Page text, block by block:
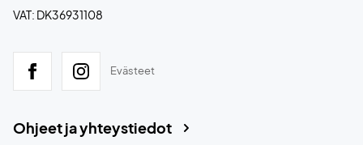
VAT: DK36931108
Evästeet
Ohjeet ja yhteystiedot